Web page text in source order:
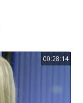
00:28:14